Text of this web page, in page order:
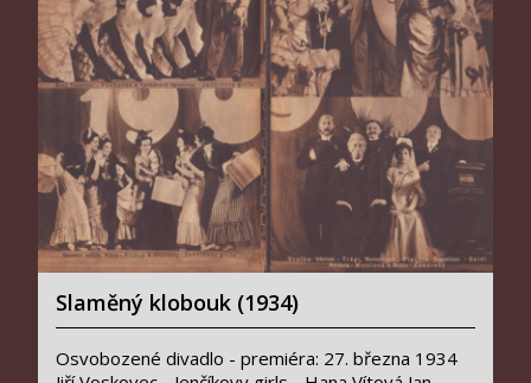
Slaměný klobouk (1934)
Osvobozené divadlo - premiéra: 27. března 1934